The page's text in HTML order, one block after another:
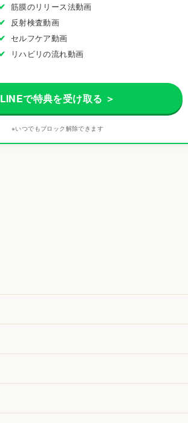
筋膜のリリース法動画
反射検査動画
セルフケア動画
リハビリの流れ動画
LINEで特典を受け取る ＞
※いつでもブロック解除できます